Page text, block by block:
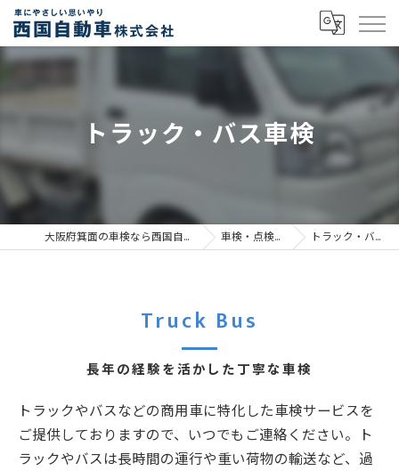
トラック・バス車検
大阪府箕面の車検なら西国自動車株式会社 車検・点検・整備 トラック・バス車検
長年の経験を活かした丁寧な車検
Truck Bus
トラックやバスなどの商用車に特化した車検サービスを
ご提供しておりますので、いつでもご連絡ください。ト
ラックやバスは長時間の運行や重い荷物の輸送など、過